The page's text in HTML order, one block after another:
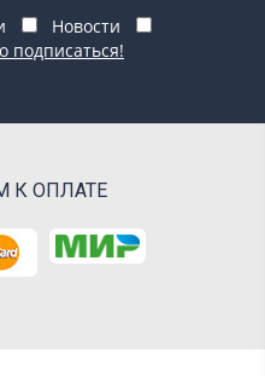
Новости
подписаться!
К ОПЛАТЕ